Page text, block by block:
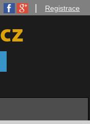
Registrace